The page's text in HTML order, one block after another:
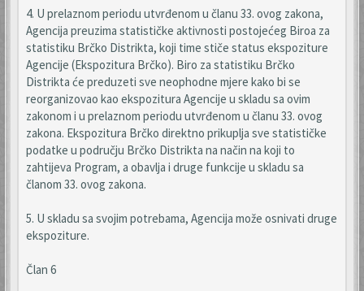
4. U prelaznom periodu utvrđenom u članu 33. ovog zakona,
Agencija preuzima statističke aktivnosti postojećeg Biroa za
statistiku Brčko Distrikta, koji time stiče status ekspoziture
Agencije (Ekspozitura Brčko). Biro za statistiku Brčko
Distrikta će preduzeti sve neophodne mjere kako bi se
reorganizovao kao ekspozitura Agencije u skladu sa ovim
zakonom i u prelaznom periodu utvrđenom u članu 33. ovog
zakona. Ekspozitura Brčko direktno prikuplja sve statističke
podatke u području Brčko Distrikta na način na koji to
zahtijeva Program, a obavlja i druge funkcije u skladu sa
članom 33. ovog zakona.
5. U skladu sa svojim potrebama, Agencija može osnivati druge
ekspoziture.
Član 6